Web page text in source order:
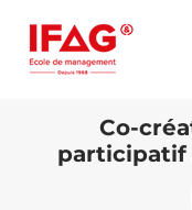
Co-
participatif